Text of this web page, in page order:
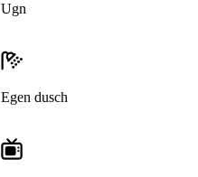
Ugn
Egen dusch